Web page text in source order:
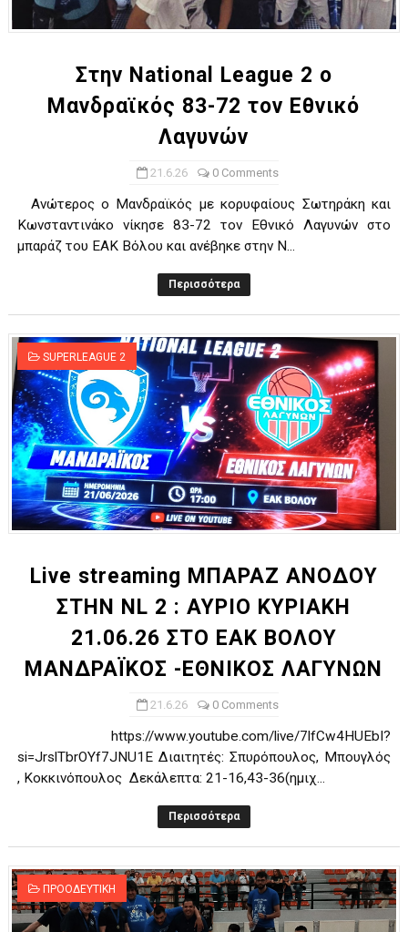
ΧΡΟΝΙΑ ΠΟΛΛΑ ΣΤΟ ΕΛΛΗΝΙΚΟ ΜΠΑΣΚΕΤ : 39Η ΕΠΕΤΕΙΟΣ ΑΠΟ
Ο δρόμος για τον 29ο τελικό κυπέλλου ανδρών ΕΣΚΑΝΑ
U21: Τεράστια πρόκριση για τον Πανελευσινιακό στον
Γ΄ανδρών play offs : "Σκληρό" καρύδι η Φιλία Περάματος
Στην National League 2 ο
Μανδραϊκός 83-72 τον Εθνικό
Λαγυνών
21.6.26 0 Comments
Ανώτερος ο Μανδραϊκός με κορυφαίους Σωτηράκη και
Κωνσταντινάκο νίκησε 83-72 τον Εθνικό Λαγυνών στο
μπαράζ του ΕΑΚ Βόλου και ανέβηκε στην N...
Περισσότερα
SUPERLEAGUE 2
Live streaming ΜΠΑΡΑΖ ΑΝΟΔΟΥ
ΣΤΗΝ NL 2 : ΑΥΡΙΟ ΚΥΡΙΑΚΗ
21.06.26 ΣΤΟ ΕΑΚ ΒΟΛΟΥ
ΜΑΝΔΡΑΪΚΟΣ -ΕΘΝΙΚΟΣ ΛΑΓΥΝΩΝ
21.6.26 0 Comments
https://www.youtube.com/live/7lfCw4HUEbI?
si=JrslTbrOYf7JNU1E Διαιτητές: Σπυρόπουλος, Μπουγλός
, Κοκκινόπουλος Δεκάλεπτα: 21-16,43-36(ημιχ...
Περισσότερα
ΠΡΟΟΔΕΥΤΙΚΗ